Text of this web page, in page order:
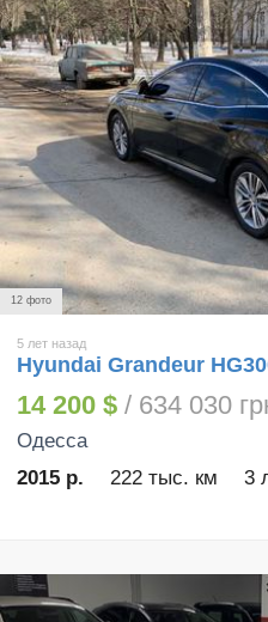
12 фото
5 лет назад
Hyundai Grandeur
14 200 $ / 634 030
Одесса
2015 р.
222 тыс. км 3